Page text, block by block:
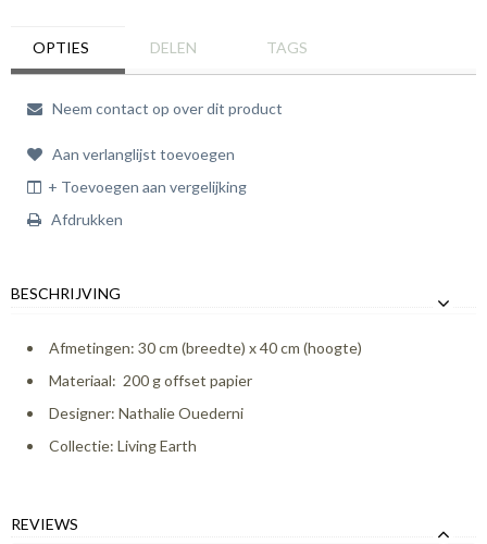
OPTIES DELEN TAGS
Neem contact op over dit product
Aan verlanglijst toevoegen
+ Toevoegen aan vergelijking
Afdrukken
BESCHRIJVING
Afmetingen: 30 cm (breedte) x 40 cm (hoogte)
Materiaal: 200 g offset papier
Designer: Nathalie Ouederni
Collectie: Living Earth
REVIEWS